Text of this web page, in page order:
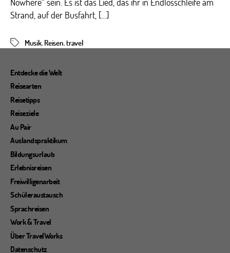
Strand, auf der Busfahrt, […]
Schlagwörter
Musik, Reisen,travel
Entdecke die Welt
Reisearten
Reisetipps
Reiseziele
Au Pair
Auslandspraktikum
Bildungsurlaub
Erlebnisreisen
Freiwilligenarbeit
Schüleraustausch
Sprachreisen
Work & Travel
Über TravelWorks
Datenschutz